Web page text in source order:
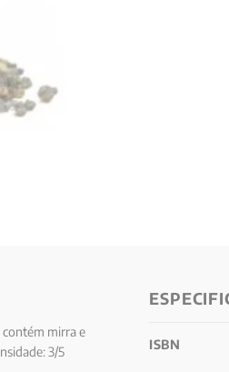
contém mirra e
3/5
ISBN